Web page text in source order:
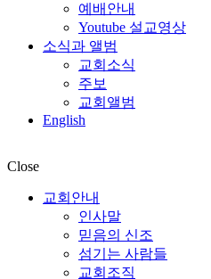
예배안내
Youtube 설교영상
소식과 앨범
교회소식
주보
교회앨범
English
Close
교회안내
인사말
믿음의 신조
섬기는 사람들
교회조직